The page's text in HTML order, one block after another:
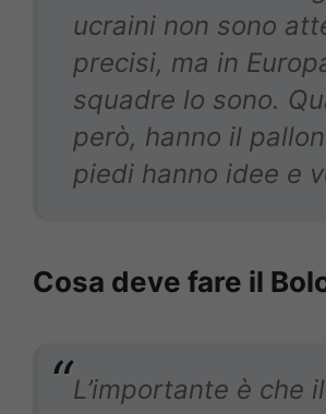
ucraini non sono
precisi, ma in
squadre lo sono.
però, hanno il
piedi hanno idee e
Cosa deve fare il
L’importante è che il